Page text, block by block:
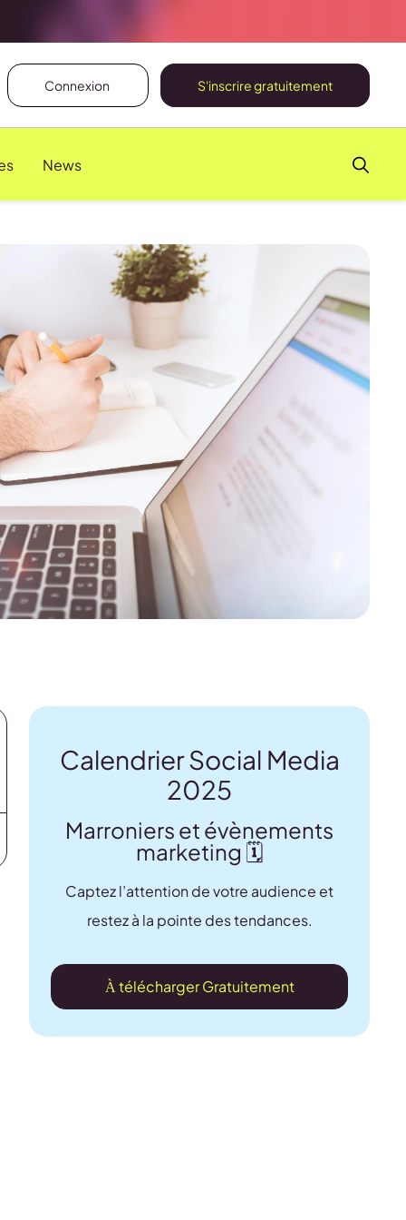
Connexion S'inscrire gratuitement
News
Calendrier Social Media
2025
Marroniers et évènements
marketing 🗓️
Captez l’attention de votre audience et
restez à la pointe des tendances.
À télécharger Gratuitement